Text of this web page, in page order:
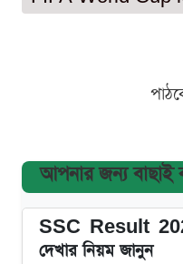
আপনার জন্য বাছাই
SSC Result
দেখার নিয়ম জানুন